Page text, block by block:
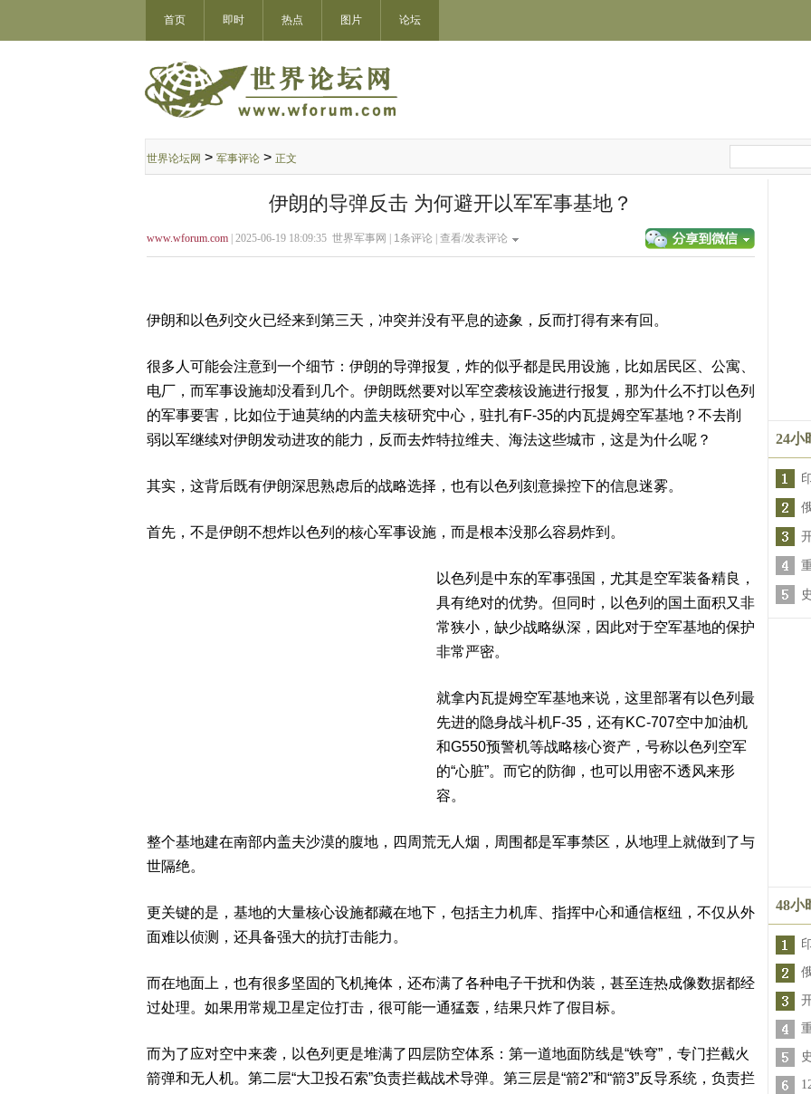
首页 即时 热点 图片 论坛
世界论坛网 > 军事评论 > 正文
伊朗的导弹反击 为何避开以军军事基地？
www.wforum.com | 2025-06-19 18:09:35 世界军事网 | 1条评论 | 查看/发表评论
伊朗和以色列交火已经来到第三天，冲突并没有平息的迹象，反而打得有来有回。
很多人可能会注意到一个细节：伊朗的导弹报复，炸的似乎都是民用设施，比如居民区、公寓、
电厂，而军事设施却没看到几个。伊朗既然要对以军空袭核设施进行报复，那为什么不打以色列
的军事要害，比如位于迪莫纳的内盖夫核研究中心，驻扎有F-35的内瓦提姆空军基地？不去削
弱以军继续对伊朗发动进攻的能力，反而去炸特拉维夫、海法这些城市，这是为什么呢？
其实，这背后既有伊朗深思熟虑后的战略选择，也有以色列刻意操控下的信息迷雾。
首先，不是伊朗不想炸以色列的核心军事设施，而是根本没那么容易炸到。
以色列是中东的军事强国，尤其是空军装备精良，
具有绝对的优势。但同时，以色列的国土面积又非
常狭小，缺少战略纵深，因此对于空军基地的保护
非常严密。
就拿内瓦提姆空军基地来说，这里部署有以色列最
先进的隐身战斗机F-35，还有KC-707空中加油机
和G550预警机等战略核心资产，号称以色列空军
的“心脏”。而它的防御，也可以用密不透风来形
容。
整个基地建在南部内盖夫沙漠的腹地，四周荒无人烟，周围都是军事禁区，从地理上就做到了与
世隔绝。
更关键的是，基地的大量核心设施都藏在地下，包括主力机库、指挥中心和通信枢纽，不仅从外
面难以侦测，还具备强大的抗打击能力。
而在地面上，也有很多坚固的飞机掩体，还布满了各种电子干扰和伪装，甚至连热成像数据都经
过处理。如果用常规卫星定位打击，很可能一通猛轰，结果只炸了假目标。
而为了应对空中来袭，以色列更是堆满了四层防空体系：第一道地面防线是“铁穹”，专门拦截火
箭弹和无人机。第二层“大卫投石索”负责拦截战术导弹。第三层是“箭2”和“箭3”反导系统，负责拦
24小
48小